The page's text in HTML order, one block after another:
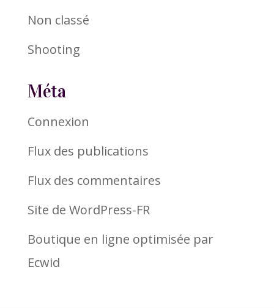
Non classé
Shooting
Méta
Connexion
Flux des publications
Flux des commentaires
Site de WordPress-FR
Boutique en ligne optimisée par
Ecwid